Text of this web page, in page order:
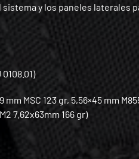
y los paneles laterales
mm MSC 123 gr, 5,56×45 mm
7.62x63mm 166 gr)